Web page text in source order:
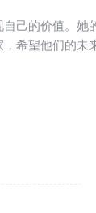
己的价值。她
希望他们的未